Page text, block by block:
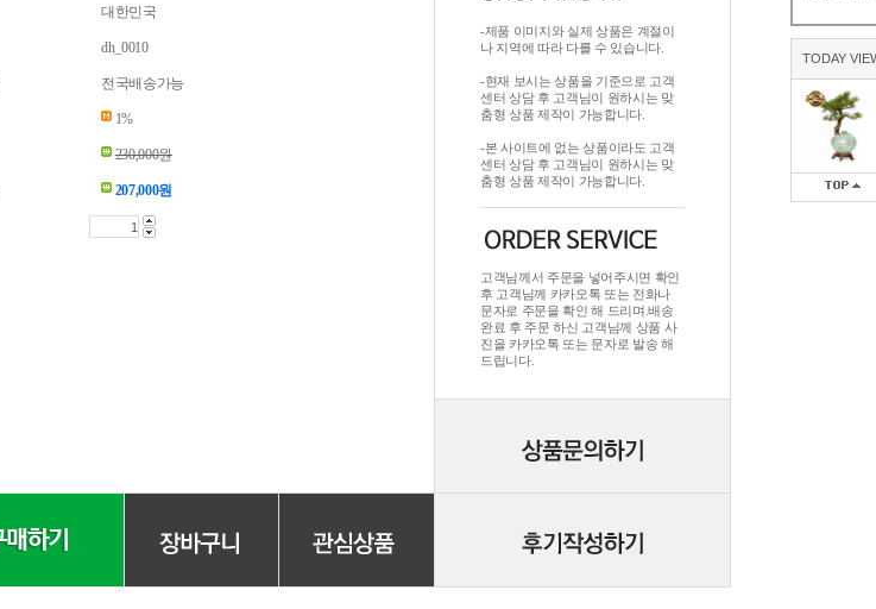
TODAY
대한민국
dh_0010
전국배송가능
1%
230,000원
207,000원
-제품 이미지와 실제 상품은 계절이
나 지역에 따라 다를 수 있습니다.
-현재 보시는 상품을 기준으로 고객
센터 상담 후 고객님이 원하시는 맞
춤형 상품 제작이 가능합니다.
-본 사이트에 없는 상품이라도 고객
센터 상담 후 고객님이 원하시는 맞
춤형 상품 제작이 가능합니다.
고객님께서 주문을 넣어주시면 확인
후 고객님께 카카오톡 또는 전화나
문자로 주문을 확인 해 드리며.배송
완료 후 주문 하신 고객님께 상품 사
진을 카카오톡 또는 문자로 발송 해
드립니다.